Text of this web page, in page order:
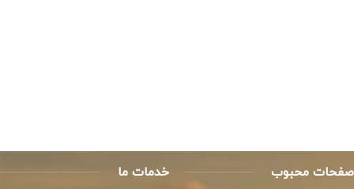
صفحات محبوب خدمات ما